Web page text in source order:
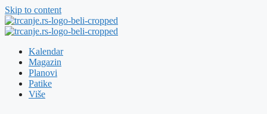
Skip to content
Kalendar
Magazin
Planovi
Patike
Više